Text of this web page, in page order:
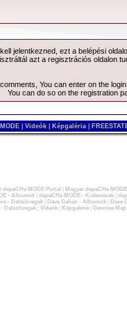
jelentkezned, ezt a belépési
azt a regisztrációs oldalon
You can enter on the
You can do so on the registration
Videók Képgaléria
depeCHe MODE Portál
Magyar depeCHe
- Albumok| depeCHe MODE - Kislemezek|
- Dalszövegek| Dave Gahan - Albumok|
Dave
- Dalszövegek| Videók| Képgaléria| Devotee Map